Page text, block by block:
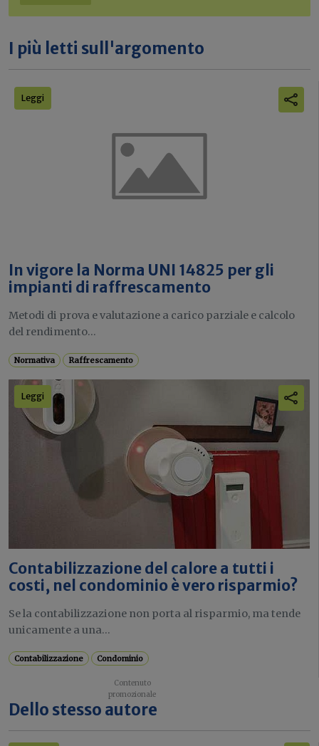
I più letti sull'argomento
Leggi
In vigore la Norma UNI 14825 per gli
impianti di raffrescamento
Metodi di prova e valutazione a carico parziale e calcolo
del rendimento...
Normativa Raffrescamento
Leggi
Contabilizzazione del calore a tutti i
costi, nel condominio è vero risparmio?
Se la contabilizzazione non porta al risparmio, ma tende
unicamente a una...
Contabilizzazione Condominio
Dello stesso autore